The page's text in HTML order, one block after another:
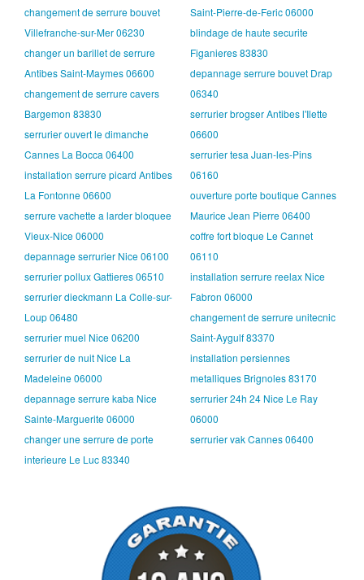
changement de serrure bouvet
Villefranche-sur-Mer 06230
changer un barillet de serrure
Antibes Saint-Maymes 06600
changement de serrure cavers
Bargemon 83830
serrurier ouvert le dimanche
Cannes La Bocca 06400
installation serrure picard Antibes
La Fontonne 06600
serrure vachette a larder bloquee
Vieux-Nice 06000
depannage serrurier Nice 06100
serrurier pollux Gattieres 06510
serrurier dieckmann La Colle-sur-
Loup 06480
serrurier muel Nice 06200
serrurier de nuit Nice La
Madeleine 06000
depannage serrure kaba Nice
Sainte-Marguerite 06000
changer une serrure de porte
interieure Le Luc 83340
Saint-Pierre-de-Feric 06000
blindage de haute securite
Figanieres 83830
depannage serrure bouvet Drap
06340
serrurier brogser Antibes l'Ilette
06600
serrurier tesa Juan-les-Pins
06160
ouverture porte boutique Cannes
Maurice Jean Pierre 06400
coffre fort bloque Le Cannet
06110
installation serrure reelax Nice
Fabron 06000
changement de serrure unitecnic
Saint-Aygulf 83370
installation persiennes
metalliques Brignoles 83170
serrurier 24h 24 Nice Le Ray
06000
serrurier vak Cannes 06400